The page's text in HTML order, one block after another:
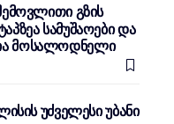
გზის
სამუშაოები და
მოსალოდნელი
უძველესი უბანი